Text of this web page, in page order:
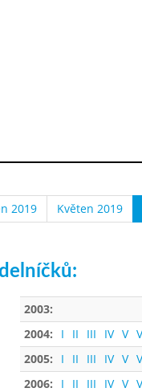
2019 Květen 2019
2003:
2004:
I II III IV V
2005:
I II III IV V
2006:
I II III IV V